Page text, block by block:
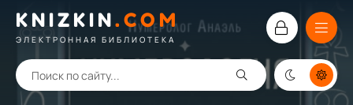
KNIZKIN. COM
ЭЛЕКТРОННАЯ БИБЛИОТЕКА